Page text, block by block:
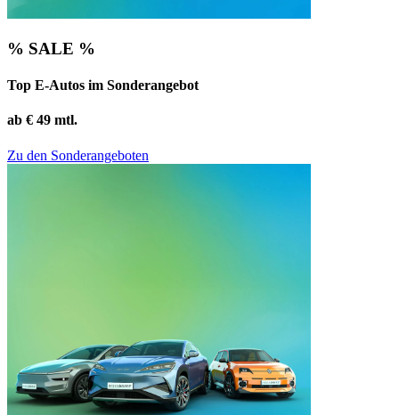
% SALE %
Top E-Autos im Sonderangebot
ab € 49 mtl.
Zu den Sonderangeboten